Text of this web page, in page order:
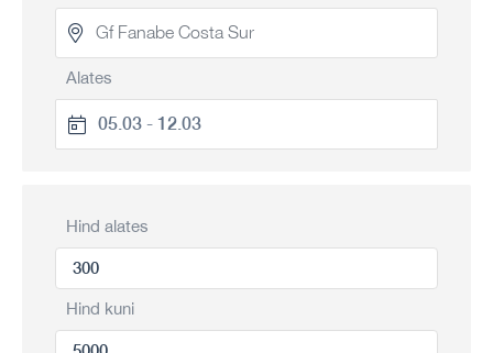
Alates
Hind alates
Hind kuni